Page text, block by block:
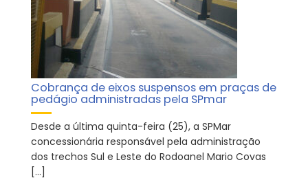
Cobrança de eixos suspensos em praças de
pedágio administradas pela SPmar
Desde a última quinta-feira (25), a SPMar
concessionária responsável pela administração
dos trechos Sul e Leste do Rodoanel Mario Covas
[…]